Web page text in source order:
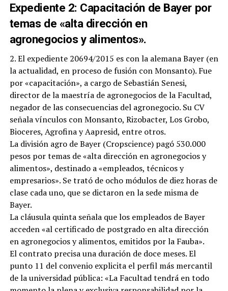
Expediente 2: Capacitación de Bayer por
temas de «alta dirección en
agronegocios y alimentos».
2. El expediente 20694/2015 es con la alemana Bayer (en
la actualidad, en proceso de fusión con Monsanto). Fue
por «capacitación», a cargo de Sebastián Senesi,
director de la maestría de agronegocios de la Facultad,
negador de las consecuencias del agronegocio. Su CV
señala vínculos con Monsanto, Rizobacter, Los Grobo,
Bioceres, Agrofina y Aapresid, entre otros.
La división agro de Bayer (Cropscience) pagó 530.000
pesos por temas de «alta dirección en agronegocios y
alimentos», destinado a «empleados, técnicos y
empresarios». Se trató de ocho módulos de diez horas de
clase cada uno, que se dictaron en la sede misma de
Bayer.
La cláusula quinta señala que los empleados de Bayer
acceden «al certificado de postgrado en alta dirección
en agronegocios y alimentos, emitidos por la Fauba».
El contrato precisa una duración de doce meses. El
punto 11 del convenio explicita el perfil más mercantil
de la universidad pública: «La Facultad tendrá en todo